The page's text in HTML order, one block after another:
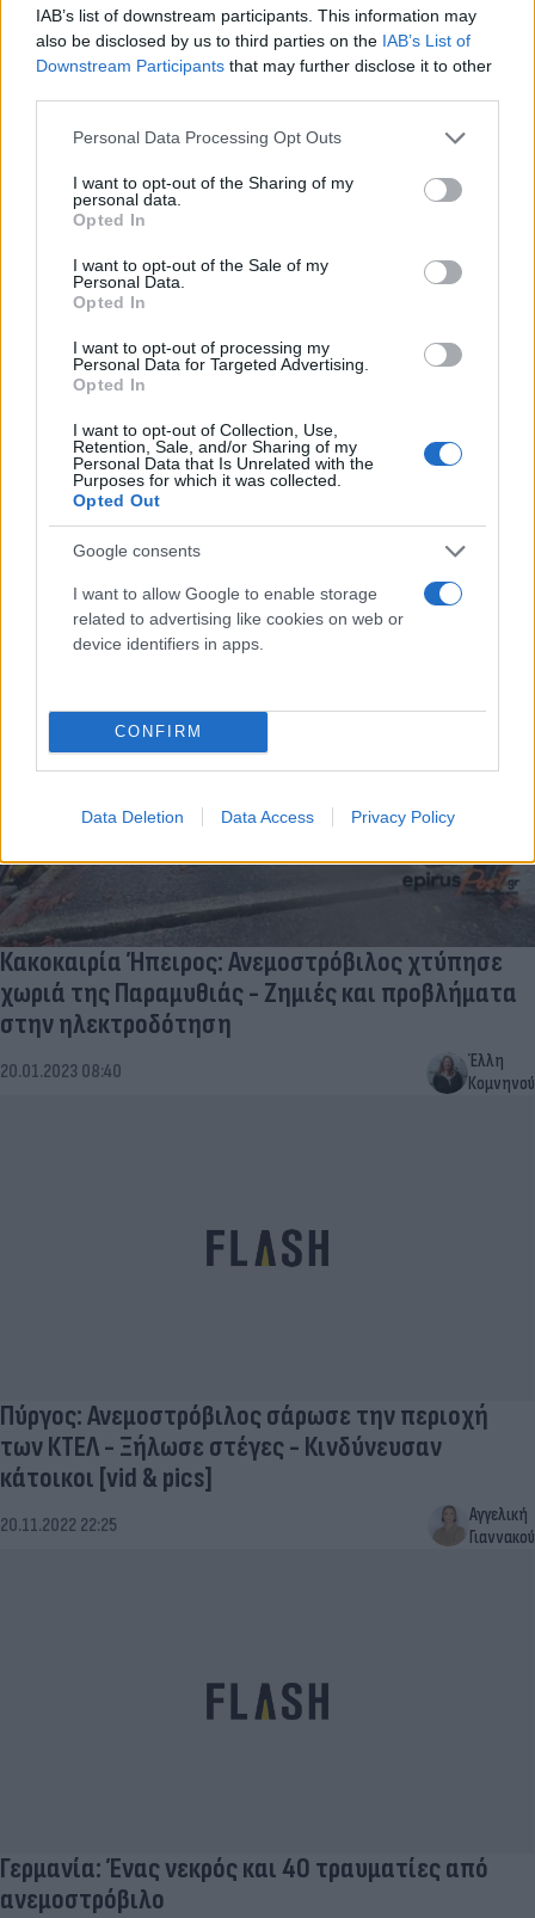
IAB’s list of downstream participants. This information may
also be disclosed by us to third parties on the IAB’s List of
Downstream Participants that may further disclose it to other
Please note that this website/app uses one or more Google
not limited to your visit or usage behaviour. You may click to
grant or deny consent to Google and its third-party tags to
use your data for below specified purposes in below Google
consent section.
Personal Data Processing Opt Outs
I want to opt-out of the Sharing of my
personal data.
Opted In
I want to opt-out of the Sale of my
Personal Data.
Opted In
I want to opt-out of processing my
Personal Data for Targeted Advertising.
Opted In
I want to opt-out of Collection, Use,
Retention, Sale, and/or Sharing of my
Personal Data that Is Unrelated with the
Purposes for which it was collected.
Opted Out
Google consents
I want to allow Google to enable storage
related to advertising like cookies on web or
device identifiers in apps.
CONFIRM
Data Deletion Data Access Privacy Policy
ΗΠΑ: Στους 18 οι νεκροί από ανεμοστρόβιλους σε
Άρκανσο και Ιλινόις [vids]
01.04.2023 21:56
ΗΠΑ: Τρεις νεκροί και δεκάδες τραυματίες από
01.04.2023 09:01
Κακοκαιρία Ήπειρος: Ανεμοστρόβιλος χτύπησε
χωριά της Παραμυθιάς - Ζημιές και προβλήματα
στην ηλεκτροδότηση
20.01.2023 08:40
Έλλη
Κομνηνού
Πύργος: Ανεμοστρόβιλος σάρωσε την περιοχή
των ΚΤΕΛ - Ξήλωσε στέγες - Κινδύνευσαν
κάτοικοι [vid & pics]
20.11.2022 22:25
Αγγελική
Γιαννακού
Γερμανία: Ένας νεκρός και 40 τραυματίες από
ανεμοστρόβιλο